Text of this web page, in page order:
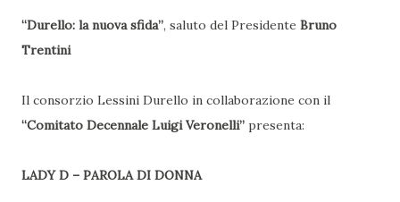
“Durello: la nuova sfida”, saluto del Presidente Bruno
Trentini
Il consorzio Lessini Durello in collaborazione con il
“Comitato Decennale Luigi Veronelli” presenta:
LADY D – PAROLA DI DONNA